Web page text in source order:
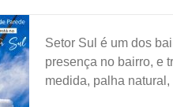
Setor Sul é um dos
presença no bairro, e
medida, palha